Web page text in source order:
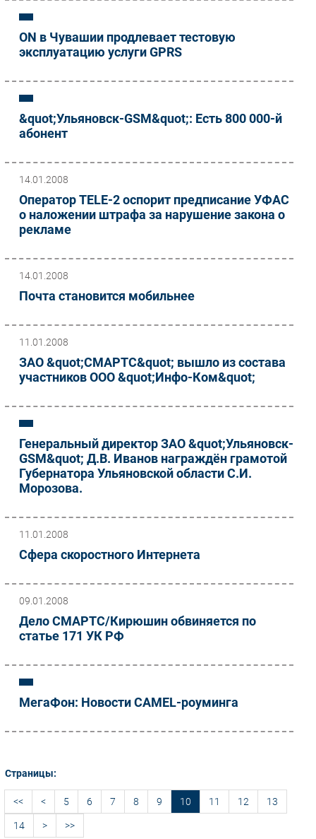
ON в Чувашии продлевает тестовую
эксплуатацию услуги GPRS
&quot;Ульяновск-GSM&quot;: Есть 800 000-й
абонент
14.01.2008
Оператор TELE-2 оспорит предписание УФАС
о наложении штрафа за нарушение закона о
рекламе
14.01.2008
Почта становится мобильнее
11.01.2008
ЗАО &quot;СМАРТС&quot; вышло из состава
участников ООО &quot;Инфо-Ком&quot;
Генеральный директор ЗАО &quot;Ульяновск-
GSM&quot; Д.В. Иванов награждён грамотой
Губернатора Ульяновской области С.И.
Морозова.
11.01.2008
Сфера скоростного Интернета
09.01.2008
Дело СМАРТС/Кирюшин обвиняется по
статье 171 УК РФ
МегаФон: Новости CAMEL-роуминга
Страницы:
<< < 5 6 7 8 9 10 11 12 13
14 > >>